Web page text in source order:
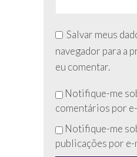
Salvar meus
navegador para a
eu comentar.
Não
preencha
esse
campo
(anti-
Notifique-me
comentários por
Notifique-me
publicações por e-